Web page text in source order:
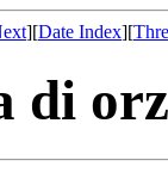
][Date Index][
di